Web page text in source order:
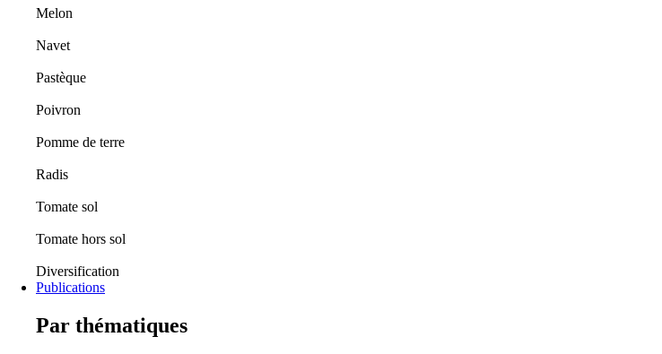
Melon
Navet
Pastèque
Poivron
Pomme de terre
Radis
Tomate sol
Tomate hors sol
Diversification
Publications
Par thématiques